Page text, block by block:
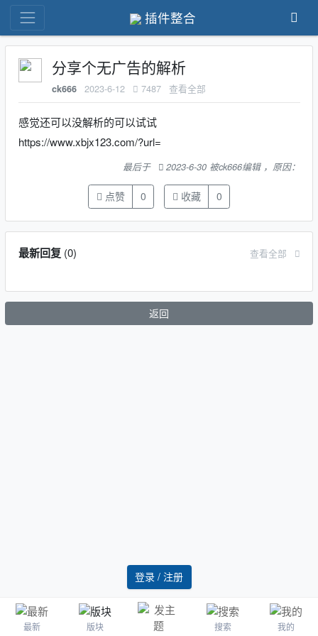
最新 版块 搜索 我的
登录 / 注册
插件整合
分享个无广告的解析
ck666 2023-6-12 7487 查看全部
感觉还可以没解析的可以试试
https://www.xbjx123.com/?url=
最后于 2023-6-30 被ck666编辑 ，原因：
点赞 0 收藏 0
最新回复(0) 查看全部
返回